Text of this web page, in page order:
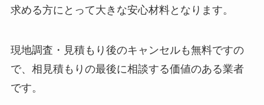
求める方にとって大きな安心材料となります。
現地調査・見積もり後のキャンセルも無料ですの
で、相見積もりの最後に相談する価値のある業者
です。